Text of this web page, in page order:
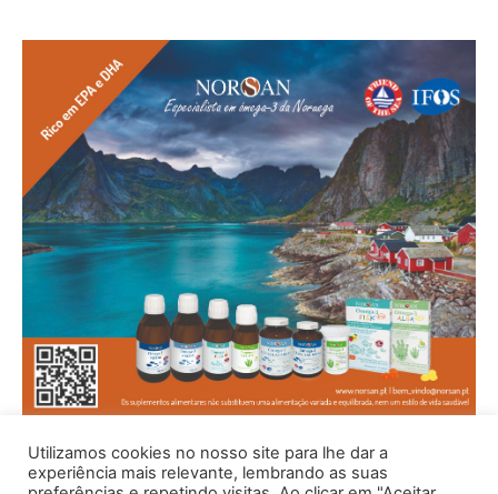
Utilizamos cookies no nosso site para lhe dar a
experiência mais relevante, lembrando as suas